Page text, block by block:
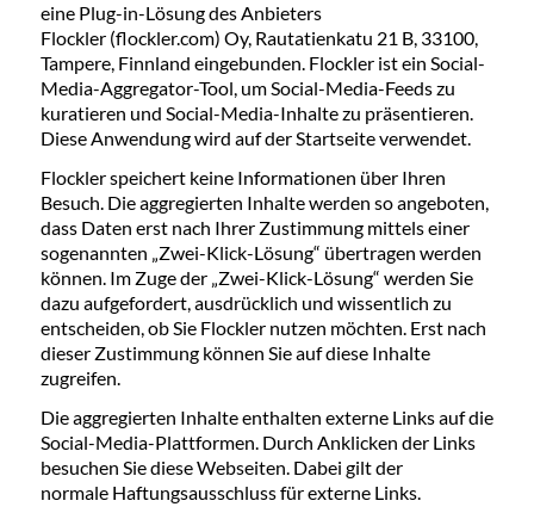
eine Plug-in-Lösung des Anbieters
Flockler (flockler.com) Oy, Rautatienkatu 21 B, 33100,
Tampere, Finnland eingebunden. Flockler ist ein Social-
Media-Aggregator-Tool, um Social-Media-Feeds zu
kuratieren und Social-Media-Inhalte zu präsentieren.
Diese Anwendung wird auf der Startseite verwendet.
Flockler speichert keine Informationen über Ihren
Besuch. Die aggregierten Inhalte werden so angeboten,
dass Daten erst nach Ihrer Zustimmung mittels einer
sogenannten „Zwei-Klick-Lösung“ übertragen werden
können. Im Zuge der „Zwei-Klick-Lösung“ werden Sie
dazu aufgefordert, ausdrücklich und wissentlich zu
entscheiden, ob Sie Flockler nutzen möchten. Erst nach
dieser Zustimmung können Sie auf diese Inhalte
zugreifen.
Die aggregierten Inhalte enthalten externe Links auf die
Social-Media-Plattformen. Durch Anklicken der Links
besuchen Sie diese Webseiten. Dabei gilt der
normale Haftungsausschluss für externe Links.